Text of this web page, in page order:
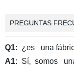
PREGUNTAS
Q1: ¿es una
A1: Sí, somos